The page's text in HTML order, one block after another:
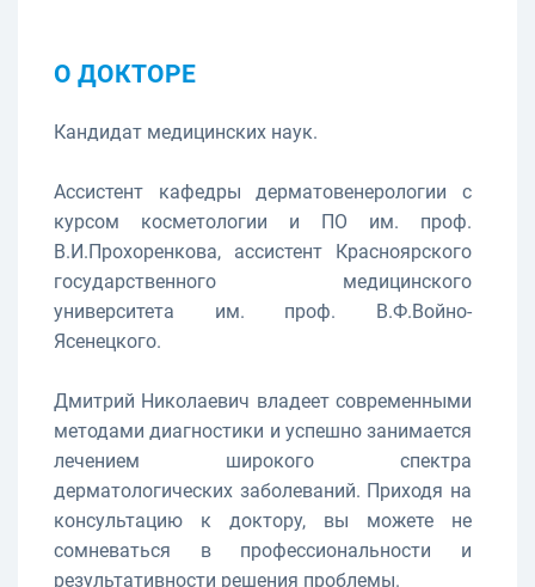
О ДОКТОРЕ
Кандидат медицинских наук.
Ассистент кафедры дерматовенерологии с
курсом косметологии и ПО им. проф.
В.И.Прохоренкова, ассистент Красноярского
государственного медицинского
университета им. проф. В.Ф.Войно-
Ясенецкого.
Дмитрий Николаевич владеет современными
методами диагностики и успешно занимается
лечением широкого спектра
дерматологических заболеваний. Приходя на
консультацию к доктору, вы можете не
сомневаться в профессиональности и
результативности решения проблемы.